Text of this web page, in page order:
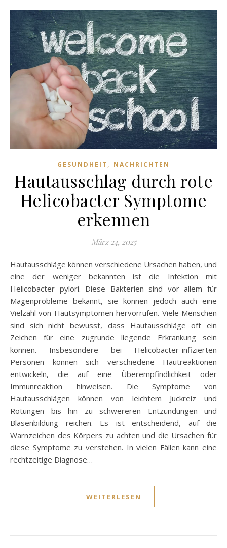
GESUNDHEIT , NACHRICHTEN
Hautausschlag durch rote
Helicobacter Symptome
erkennen
März 24, 2025
Hautausschläge können verschiedene Ursachen haben, und
eine der weniger bekannten ist die Infektion mit
Helicobacter pylori. Diese Bakterien sind vor allem für
Magenprobleme bekannt, sie können jedoch auch eine
Vielzahl von Hautsymptomen hervorrufen. Viele Menschen
sind sich nicht bewusst, dass Hautausschläge oft ein
Zeichen für eine zugrunde liegende Erkrankung sein
können. Insbesondere bei Helicobacter-infizierten
Personen können sich verschiedene Hautreaktionen
entwickeln, die auf eine Überempfindlichkeit oder
Immunreaktion hinweisen. Die Symptome von
Hautausschlägen können von leichtem Juckreiz und
Rötungen bis hin zu schwereren Entzündungen und
Blasenbildung reichen. Es ist entscheidend, auf die
Warnzeichen des Körpers zu achten und die Ursachen für
diese Symptome zu verstehen. In vielen Fällen kann eine
rechtzeitige Diagnose…
WEITERLESEN